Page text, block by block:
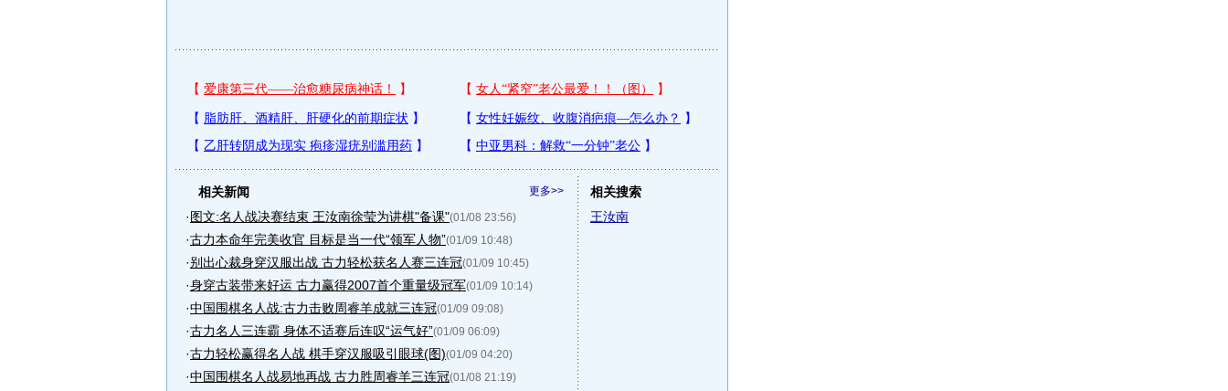
更多>>
相关新闻
·图文:名人战决赛结束 王汝南徐莹为讲棋"备课"(01/08 23:56)
·古力本命年完美收官 目标是当一代“领军人物”(01/09 10:48)
·别出心裁身穿汉服出战 古力轻松获名人赛三连冠(01/09 10:45)
·身穿古装带来好运 古力赢得2007首个重量级冠军(01/09 10:14)
·中国围棋名人战:古力击败周睿羊成就三连冠(01/09 09:08)
·古力名人三连霸 身体不适赛后连叹“运气好”(01/09 06:09)
·古力轻松赢得名人战 棋手穿汉服吸引眼球(图)(01/09 04:20)
·中国围棋名人战易地再战 古力胜周睿羊三连冠(01/08 21:19)
相关搜索
王汝南